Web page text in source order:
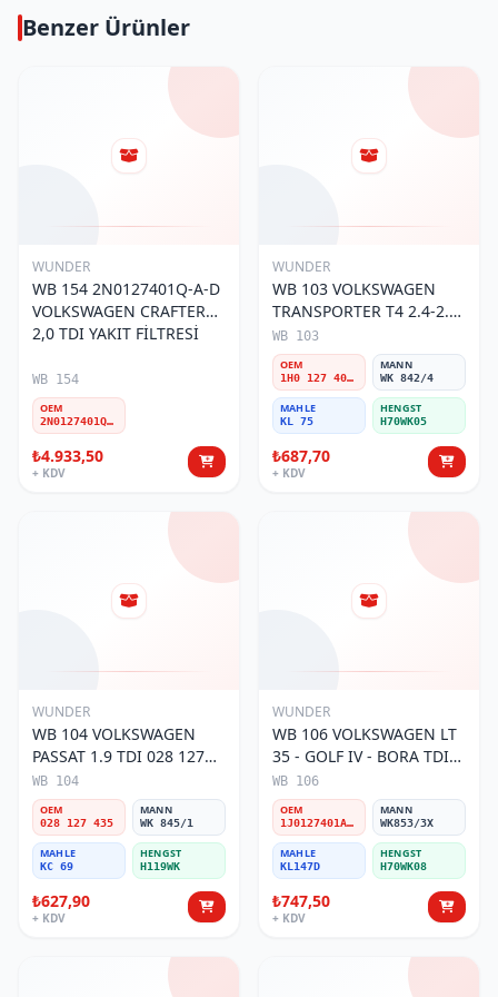
Benzer Ürünler
WUNDER
WB 154 2N0127401Q-A-D
VOLKSWAGEN CRAFTER
2,0 TDI YAKIT FİLTRESİ
WB 154
OEM
2N0127401Q-A-D
₺4.933,50
+ KDV
WUNDER
WB 103 VOLKSWAGEN
TRANSPORTER T4 2.4-2.5
MOTOR- CADDY E.M 1H0
127 401 C Yakıt/Mazot
Filtresi
WB 103
OEM
1H0 127 401 C
MANN
WK 842/4
MAHLE
KL 75
HENGST
H70WK05
₺687,70
+ KDV
WUNDER
WB 104 VOLKSWAGEN
PASSAT 1.9 TDI 028 127
435 Yakıt/Mazot Filtresi
WB 104
OEM
028 127 435
MANN
WK 845/1
MAHLE
KC 69
HENGST
H119WK
₺627,90
+ KDV
WUNDER
WB 106 VOLKSWAGEN LT
35 - GOLF IV - BORA TDI
1J0 127 401 Yakıt/Mazot
Filtresi
WB 106
OEM
1J0127401A/2D0127399/1J0127399A
MANN
WK853/3X
MAHLE
KL147D
HENGST
H70WK08
₺747,50
+ KDV